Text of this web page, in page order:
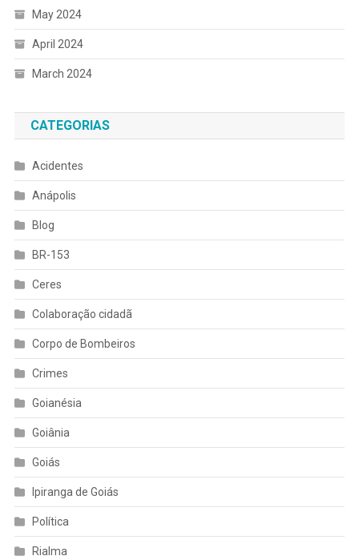
May 2024
April 2024
March 2024
CATEGORIAS
Acidentes
Anápolis
Blog
BR-153
Ceres
Colaboração cidadã
Corpo de Bombeiros
Crimes
Goianésia
Goiânia
Goiás
Ipiranga de Goiás
Política
Rialma